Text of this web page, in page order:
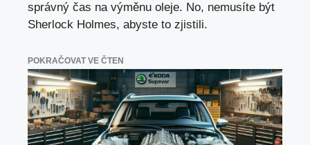
správný čas na výměnu oleje. No, nemusíte být
Sherlock Holmes, abyste to zjistili.
POKRAČOVAT VE ČTEN